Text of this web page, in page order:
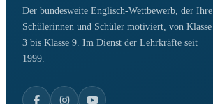
Der bundesweite Englisch-Wettbewerb, der Ihre
Schülerinnen und Schüler motiviert, von Klasse
3 bis Klasse 9. Im Dienst der Lehrkräfte seit
1999.